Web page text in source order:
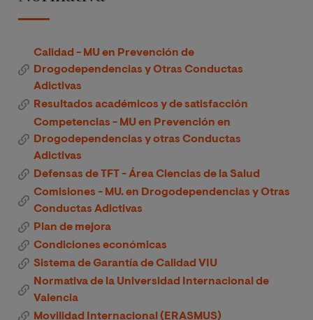
Calidad - MU en Prevención de
Drogodependencias y Otras Conductas
Adictivas
Resultados académicos y de satisfacción
Competencias - MU en Prevención en
Drogodependencias y otras Conductas
Adictivas
Defensas de TFT - Área Ciencias de la Salud
Comisiones - MU. en Drogodependencias y Otras
Conductas Adictivas
Plan de mejora
Condiciones económicas
Sistema de Garantía de Calidad VIU
Normativa de la Universidad Internacional de
Valencia
Movilidad Internacional (ERASMUS)